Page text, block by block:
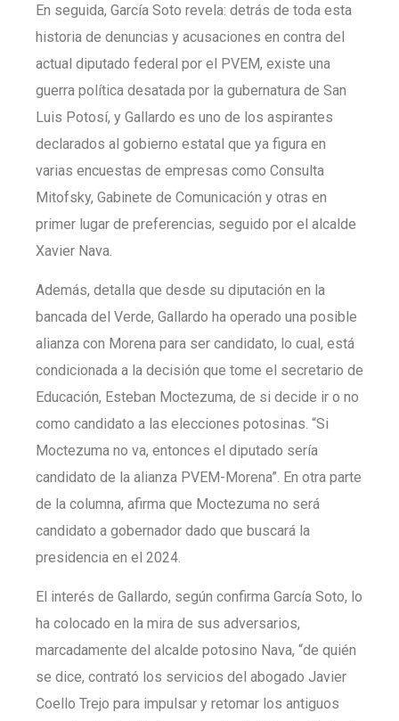
En seguida, García Soto revela: detrás de toda esta
historia de denuncias y acusaciones en contra del
actual diputado federal por el PVEM, existe una
guerra política desatada por la gubernatura de San
Luis Potosí, y Gallardo es uno de los aspirantes
declarados al gobierno estatal que ya figura en
varias encuestas de empresas como Consulta
Mitofsky, Gabinete de Comunicación y otras en
primer lugar de preferencias, seguido por el alcalde
Xavier Nava.
Además, detalla que desde su diputación en la
bancada del Verde, Gallardo ha operado una posible
alianza con Morena para ser candidato, lo cual, está
condicionada a la decisión que tome el secretario de
Educación, Esteban Moctezuma, de si decide ir o no
como candidato a las elecciones potosinas. “Si
Moctezuma no va, entonces el diputado sería
candidato de la alianza PVEM-Morena”. En otra parte
de la columna, afirma que Moctezuma no será
candidato a gobernador dado que buscará la
presidencia en el 2024.
El interés de Gallardo, según confirma García Soto, lo
ha colocado en la mira de sus adversarios,
marcadamente del alcalde potosino Nava, “de quién
se dice, contrató los servicios del abogado Javier
Coello Trejo para impulsar y retomar los antiguos